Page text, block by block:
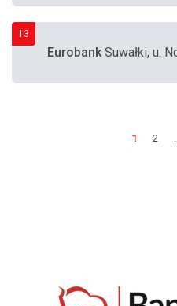
13
EurobankSuwałki, u.
1 2